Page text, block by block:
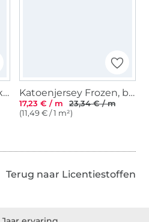
Katoenjersey sneeuwkoningin Elsa, roze Katoenjersey Frozen, blauw
17,23 € / m
23,34 € / m
(11,49 € / 1 m²)
Terug naar Licentiestoffen
stof klaar voor verzending